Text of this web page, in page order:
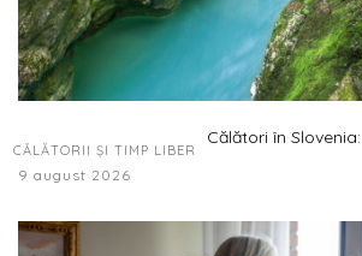
CĂLĂTORII ȘI TIMP LIBER
Călători în
9 august 2026